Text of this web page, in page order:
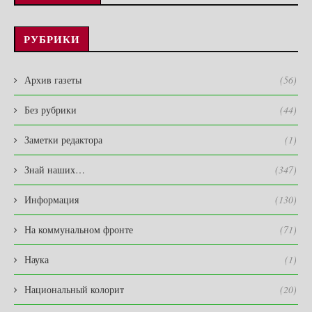
РУБРИКИ
Архив газеты (56)
Без рубрики (44)
Заметки редактора (1)
Знай наших… (347)
Информация (130)
На коммунальном фронте (71)
Наука (1)
Национальный колорит (20)